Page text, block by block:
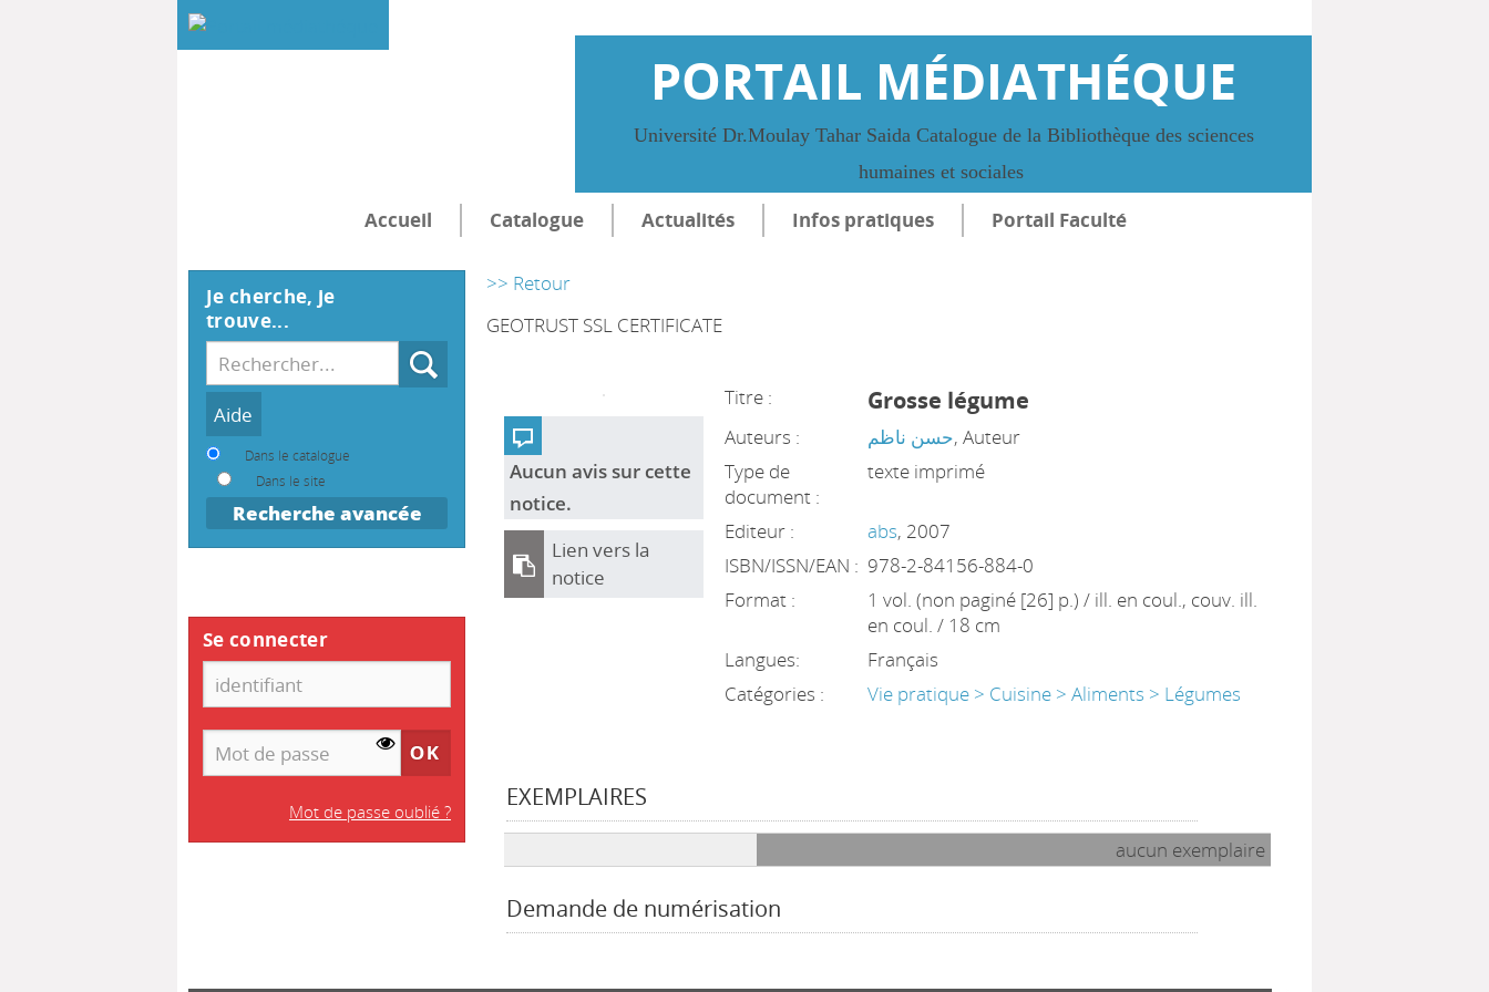
PORTAIL MÉDIATHÉQUE
Université Dr.Moulay Tahar Saida Catalogue de la Bibliothèque des sciences
humaines et sociales
Accueil Catalogue Actualités Infos pratiques Portail Faculté
>> Retour
GEOTRUST SSL CERTIFICATE
Aucun avis sur cette
notice.
Lien vers la
notice
Titre : Grosse légume
Auteurs : حسن ناظم, Auteur
Type de
document :
texte imprimé
Editeur : abs, 2007
ISBN/ISSN/EAN : 978-2-84156-884-0
Format :
1 vol. (non paginé [26] p.) / ill. en coul., couv. ill.
en coul. / 18 cm
Langues:
Français
Catégories :
Vie pratique > Cuisine > Aliments > Légumes
EXEMPLAIRES
aucun exemplaire
Demande de numérisation
Je cherche, je
trouve...
Recherche
Dans le catalogue
Dans le site
Recherche avancée
Se connecter
Mot de passe oublié ?